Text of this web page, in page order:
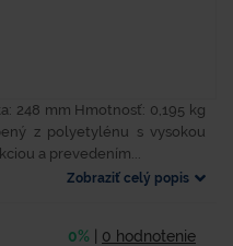
248 mm Hmotnosť: 0,195 kg
z polyetylénu s vysokou
a prevedením...
Zobraziť celý popis
0% 0 hodnotenie